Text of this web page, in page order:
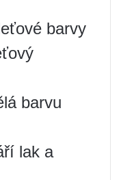
barvy
barvu
lak a